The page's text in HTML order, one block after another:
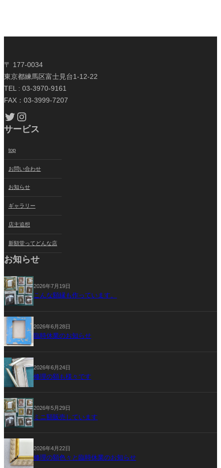
〒 177-0034
東京都練馬区富士見台1-12-22
TEL : 03-3970-9161
FAX：03-3999-7207
Twitter Instagram
サービス
top
お問い合わせ
お知らせ
ギャラリー
店主追想
新額堂ってどんな店
お知らせ
2026年7月19日
こんな額縁も作っています。
2026年6月28日
臨時休業のお知らせ
2026年6月24日
修理の額も様々です
2026年5月29日
ミニ額販売しています
2026年4月22日
修理の額色々と臨時休業のお知らせ